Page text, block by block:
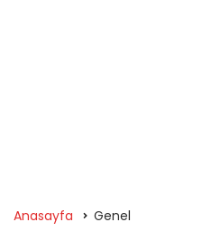
Anasayfa Genel